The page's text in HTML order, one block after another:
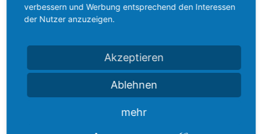
widerrufen. Weitere Informationen finden Sie unter Datenschutz
HENSOLDT Holding Germany GmbH
73447 Oberkochen
verbessern und Werbung entsprechend den Interessen
der Nutzer anzuzeigen.
Akzeptieren
Ablehnen
mehr